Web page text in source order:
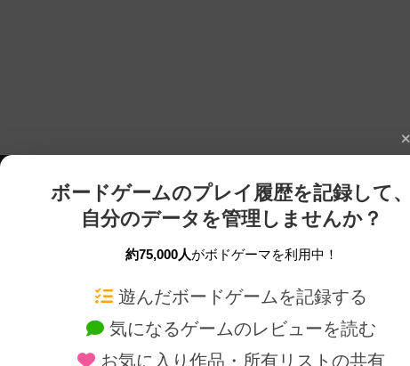
ボードゲームのプレイ履歴を記録して、
自分のデータを管理しませんか？
約75,000人がボドゲーマを利用中！
遊んだボードゲームを記録する
気になるゲームのレビューを読む
お気に入り作品・所有リストの共有
ボードゲームを検索する 新作・再入荷情報